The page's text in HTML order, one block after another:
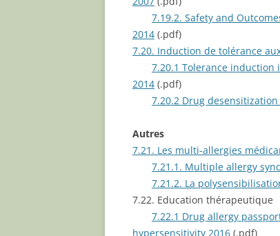
7.19.2. Safety and
2014 (.pdf)
7.20. Induction de tolérance
7.20.1 Tolerance
2014 (.pdf)
7.20.2 Drug
Autres
7.21. Les multi-allergies
7.21.1. Multiple allergy
7.21.2. La
7.22. Education thérapeutique
7.22.1 Drug allergy
hypersensitivity 2016 (.pdf)